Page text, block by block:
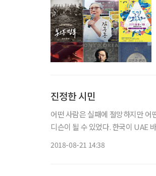
진정한 시민
어떤 사람은 실패에 절망하지만
디슨이 될 수 있었다. 한국이 UAE
2018-08-21 14:38